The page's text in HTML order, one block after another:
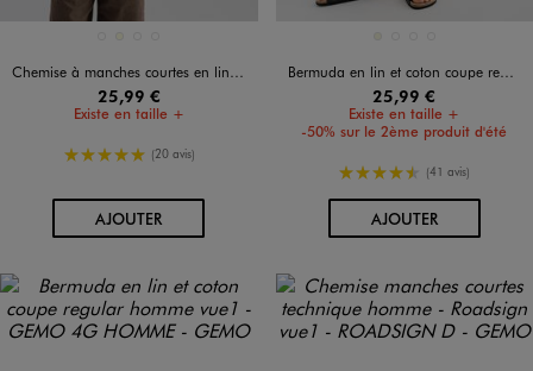
Chemise à manches courtes en lin et coton coupe regular homme
25,99 €
Existe en taille +
5/5 de moyenne
(20 avis)
AJOUTERAU PANIER
Bermuda en lin et coton coupe regular homme
25,99 €
Existe en taille +
-50% sur le 2ème produit d'été
4.5/5 de moyenne
(41 avis)
AJOUTERAU PANIER